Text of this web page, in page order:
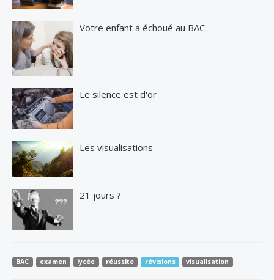
Votre enfant a échoué au BAC
Le silence est d'or
Les visualisations
21 jours ?
BAC examen lycée réussite révisions visualisation